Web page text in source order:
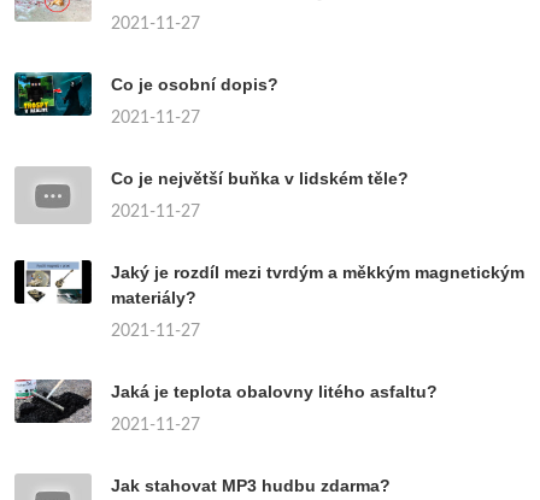
2021-11-27
Co je osobní dopis?
2021-11-27
Co je největší buňka v lidském těle?
2021-11-27
Jaký je rozdíl mezi tvrdým a měkkým magnetickým
materiály?
2021-11-27
Jaká je teplota obalovny litého asfaltu?
2021-11-27
Jak stahovat MP3 hudbu zdarma?